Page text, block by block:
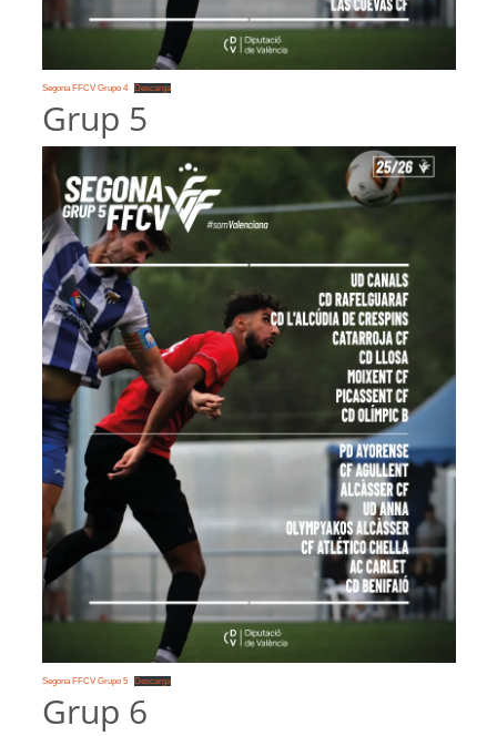
Segona FFCV Grupo 4 Descarga
Grup 5
Segona FFCV Grupo 5 Descarga
Grup 6